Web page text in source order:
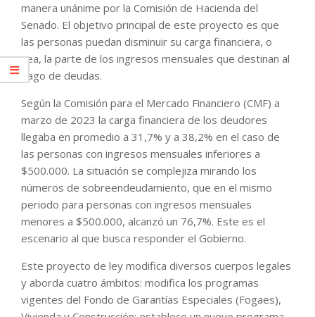
manera unánime por la Comisión de Hacienda del
Senado. El objetivo principal de este proyecto es que
las personas puedan disminuir su carga financiera, o
sea, la parte de los ingresos mensuales que destinan al
pago de deudas.
Según la Comisión para el Mercado Financiero (CMF) a
marzo de 2023 la carga financiera de los deudores
llegaba en promedio a 31,7% y a 38,2% en el caso de
las personas con ingresos mensuales inferiores a
$500.000. La situación se complejiza mirando los
números de sobreendeudamiento, que en el mismo
periodo para personas con ingresos mensuales
menores a $500.000, alcanzó un 76,7%. Este es el
escenario al que busca responder el Gobierno.
Este proyecto de ley modifica diversos cuerpos legales
y aborda cuatro ámbitos: modifica los programas
vigentes del Fondo de Garantías Especiales (Fogaes),